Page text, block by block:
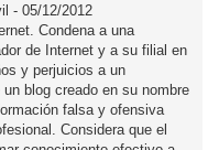
- 05/12/2012
Condena a una
de Internet y a su filial en
y perjuicios a un
blog creado en su nombre
falsa y ofensiva
Considera que el